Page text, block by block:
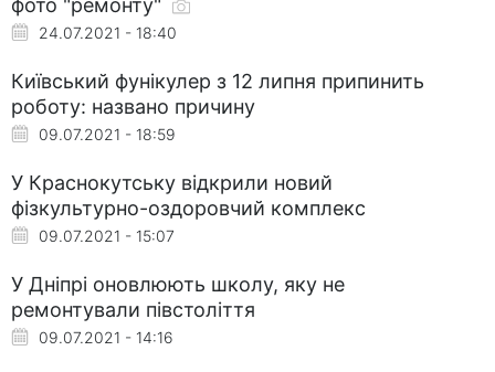
фото "ремонту"
24.07.2021 - 18:40
Київський фунікулер з 12 липня припинить
роботу: названо причину
09.07.2021 - 18:59
У Краснокутську відкрили новий
фізкультурно-оздоровчий комплекс
09.07.2021 - 15:07
У Дніпрі оновлюють школу, яку не
ремонтували півстоліття
09.07.2021 - 14:16